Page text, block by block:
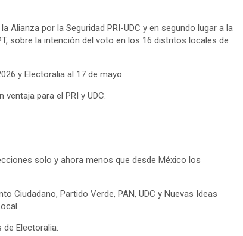
Alianza por la Seguridad PRI-UDC y en segundo lugar a la
sobre la intención del voto en los 16 distritos locales de
y Electoralia al 17 de mayo.
para el PRI y UDC.
solo y ahora menos que desde México los
Ciudadano, Partido Verde, PAN, UDC y Nuevas Ideas
Electoralia: